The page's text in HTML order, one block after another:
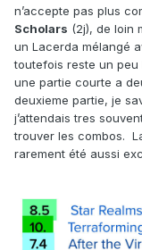
n’accepte pas plus
Scholars (2j), de loin
un Lacerda mélangé
toutefois reste un peu
une partie courte a
deuxieme partie, je
j’attendais tres
trouver les combos.
rarement été aussi